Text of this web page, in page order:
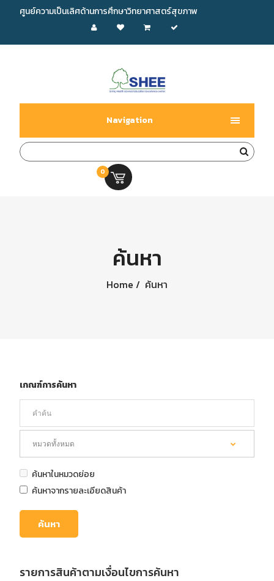
ศูนย์ความเป็นเลิศด้านการศึกษาวิทยาศาสตร์สุขภาพ
Navigation
0
ค้นหา
Home ค้นหา
เกณฑ์การค้นหา
ค้นหาในหมวดย่อย
ค้นหาจากรายละเอียดสินค้า
รายการสินค้าตามเงื่อนไขการค้นหา